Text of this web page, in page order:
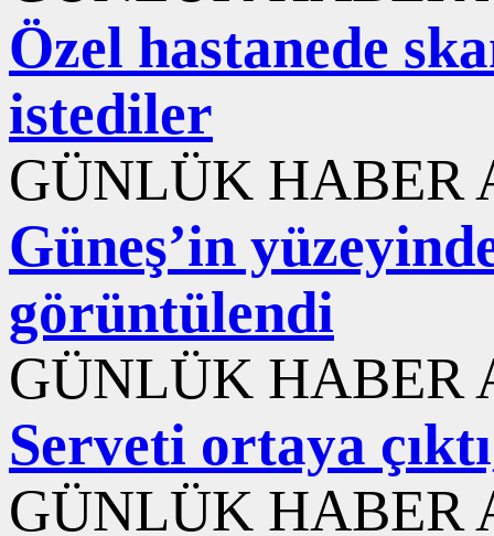
Özel hastanede
istediler
GÜNLÜK HABER
Güneş’in
görüntülendi
GÜNLÜK HABER
Serveti ortaya
GÜNLÜK HABER